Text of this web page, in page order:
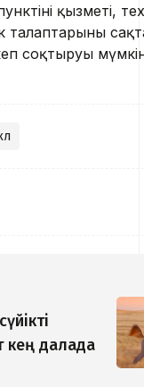
қызметі,
талаптарының
соқтыруы
кең далада